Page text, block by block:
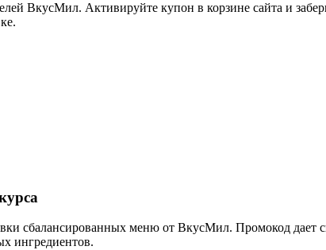
ВкусМил. Активируйте купон в корзине сайта и
сбалансированных меню от ВкусМил. Промокод дает
ингредиентов.